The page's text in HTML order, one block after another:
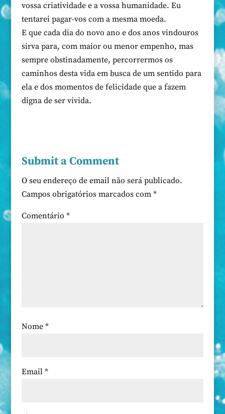
vossa criatividade e a vossa humanidade. Eu
tentarei pagar-vos com a mesma moeda.
E que cada dia do novo ano e dos anos vindouros
sirva para, com maior ou menor empenho, mas
sempre obstinadamente, percorrermos os
caminhos desta vida em busca de um sentido para
ela e dos momentos de felicidade que a fazem
digna de ser vivida.
Submit a Comment
O seu endereço de email não será publicado.
Campos obrigatórios marcados com *
Comentário *
Nome *
Email *